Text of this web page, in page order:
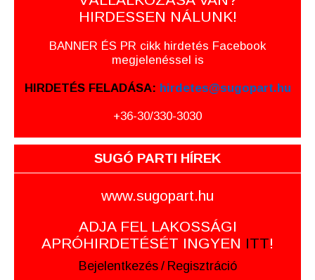
HIRDESSEN NÁLUNK!
BANNER ÉS PR cikk hirdetés Facebook
megjelenéssel is
HIRDETÉS FELADÁSA: hirdetes@sugopart.hu
+36-30/330-3030
SUGÓ PARTI HÍREK
www.sugopart.hu
ADJA FEL LAKOSSÁGI
APRÓHIRDETÉSÉT INGYEN ITT!
Bejelentkezés / Regisztráció